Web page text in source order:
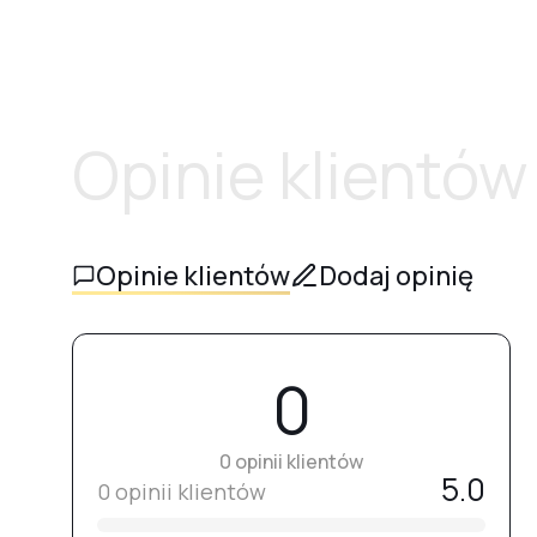
Opinie klientów Dodaj opinię
0
0 opinii klientów
0 opinii klientów 5.0